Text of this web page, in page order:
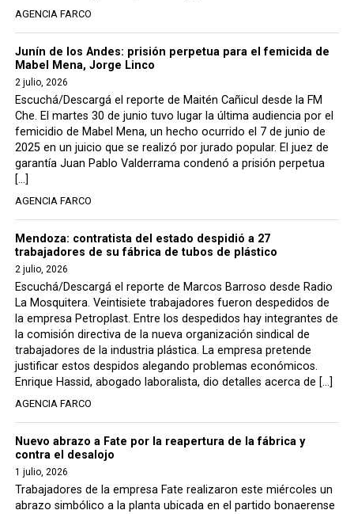
AGENCIA FARCO
Junín de los Andes: prisión perpetua para el femicida de
Mabel Mena, Jorge Linco
2 julio, 2026
Escuchá/Descargá el reporte de Maitén Cañicul desde la FM
Che. El martes 30 de junio tuvo lugar la última audiencia por el
femicidio de Mabel Mena, un hecho ocurrido el 7 de junio de
2025 en un juicio que se realizó por jurado popular. El juez de
garantía Juan Pablo Valderrama condenó a prisión perpetua
[…]
AGENCIA FARCO
Mendoza: contratista del estado despidió a 27
trabajadores de su fábrica de tubos de plástico
2 julio, 2026
Escuchá/Descargá el reporte de Marcos Barroso desde Radio
La Mosquitera. Veintisiete trabajadores fueron despedidos de
la empresa Petroplast. Entre los despedidos hay integrantes de
la comisión directiva de la nueva organización sindical de
trabajadores de la industria plástica. La empresa pretende
justificar estos despidos alegando problemas económicos.
Enrique Hassid, abogado laboralista, dio detalles acerca de […]
AGENCIA FARCO
Nuevo abrazo a Fate por la reapertura de la fábrica y
contra el desalojo
1 julio, 2026
Trabajadores de la empresa Fate realizaron este miércoles un
abrazo simbólico a la planta ubicada en el partido bonaerense